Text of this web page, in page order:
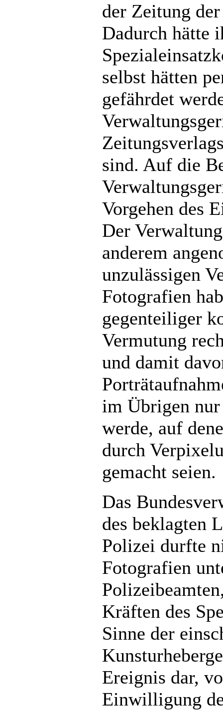
der Zeitung
Dadurch hätte
selbst hätten
gefährdet
sind. Auf die
Vorgehen des
Der
anderem
unzulässigen
Fotografien
gegenteiliger
Vermutung
und damit
im Übrigen
werde, auf
durch
gemacht seien.
Das
des beklagten
Polizei durfte
Fotografien
Kräften des
Sinne der
Ereignis dar,
Einwilligung